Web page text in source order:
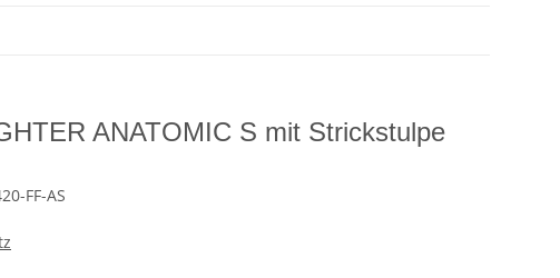
ANATOMIC S mit Strickstulpe
FF-AS